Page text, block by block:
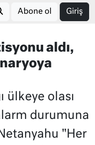
Abone ol Giriş
aldı,
ülkeye olası
durumuna
"Her